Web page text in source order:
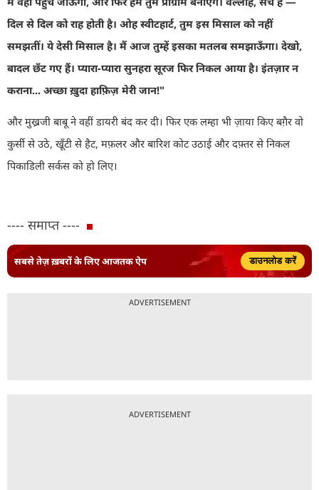
दिल से दिल को राह होती है। ओह स्वीटहार्ट, तुम इस मिसाल को नहीं
समझतीं। ये देसी मिसाल है। मैं आज तुम्हें इसका मतलब समझाऊँगा। देखो,
बादल छँट गए हैं। प्यारा-प्यारा सुनहरा सूरज फिर निकल आया है। इंतज़ार न
कराना... अच्छा ख़ुदा हाफ़िज़ मेरी जान!"
और मुख्रजी बाबू ने वहीं डायरी बंद कर दी। फिर एक लम्हा भी ज़ाया किए बग़ैर वो
कुर्सी से उठे, खूँटी से हैट, मफ़लर और बारिश कोट उठाई और दफ़्तर से निकल
पिकाडिली सर्कस को हो लिए।
---- समाप्त ----
सबसे तेज़ ख़बरों के लिए आजतक ऐप डाउनलोड करें
ADVERTISEMENT
ADVERTISEMENT